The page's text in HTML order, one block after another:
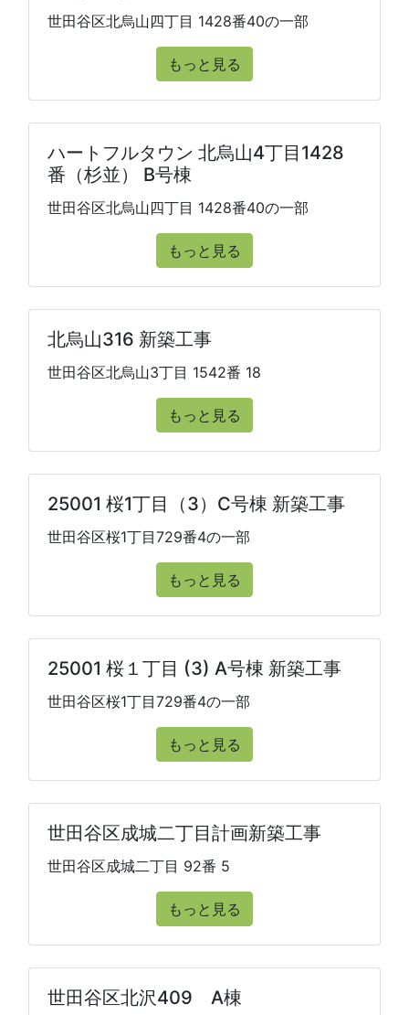
世田谷区北烏山四丁目 1428番40の一部
もっと見る
ハートフルタウン 北烏山4丁目1428
番（杉並） B号棟
世田谷区北烏山四丁目 1428番40の一部
もっと見る
北烏山316 新築工事
世田谷区北烏山3丁目 1542番 18
もっと見る
25001 桜1丁目（3）C号棟 新築工事
世田谷区桜1丁目729番4の一部
もっと見る
25001 桜１丁目 (3) A号棟 新築工事
世田谷区桜1丁目729番4の一部
もっと見る
世田谷区成城二丁目計画新築工事
世田谷区成城二丁目 92番 5
もっと見る
世田谷区北沢409 A棟